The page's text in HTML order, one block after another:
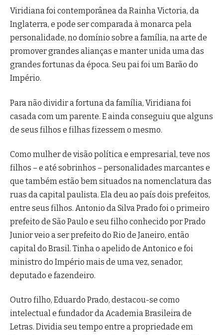
Viridiana foi contemporânea da Rainha Victoria, da
Inglaterra, e pode ser comparada à monarca pela
personalidade, no domínio sobre a família, na arte de
promover grandes alianças e manter unida uma das
grandes fortunas da época. Seu pai foi um Barão do
Império.
Para não dividir a fortuna da família, Viridiana foi
casada com um parente. E ainda conseguiu que alguns
de seus filhos e filhas fizessem o mesmo.
Como mulher de visão política e empresarial, teve nos
filhos – e até sobrinhos – personalidades marcantes e
que também estão bem situados na nomenclatura das
ruas da capital paulista. Ela deu ao país dois prefeitos,
entre seus filhos. Antonio da Silva Prado foi o primeiro
prefeito de São Paulo e seu filho conhecido por Prado
Junior veio a ser prefeito do Rio de Janeiro, então
capital do Brasil. Tinha o apelido de Antonico e foi
ministro do Império mais de uma vez, senador,
deputado e fazendeiro.
Outro filho, Eduardo Prado, destacou-se como
intelectual e fundador da Academia Brasileira de
Letras. Dividia seu tempo entre a propriedade em